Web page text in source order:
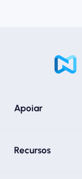
Apoiar
Recursos